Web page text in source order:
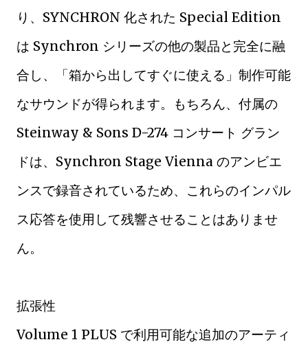
り、SYNCHRON 化された Special Edition
は Synchron シリーズの他の製品と完全に融
合し、「箱から出してすぐに使える」制作可能
なサウンドが得られます。もちろん、付属の
Steinway & Sons D-274 コンサート グラン
ドは、Synchron Stage Vienna のアンビエ
ンスで録音されているため、これらのインパル
ス応答を使用して残響させることはありませ
ん。
拡張性
Volume 1 PLUS で利用可能な追加のアーティ